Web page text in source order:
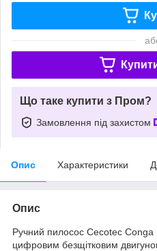
Що таке купити з Пром?
Замовлення під захистом
Опис Характеристики
Опис
Ручний пилосос Cecotec
цифровим безщітковим